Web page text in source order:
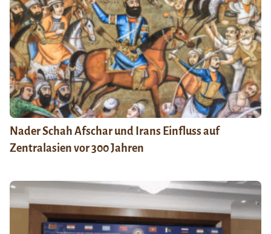
Nader Schah Afschar und Irans Einfluss auf
Zentralasien vor 300 Jahren